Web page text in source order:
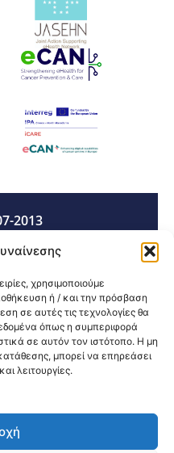
χρησιμοποιούμε
ή / και την πρόσβαση
σε αυτές τις τεχνολογίες θα
όπως η συμπεριφορά
σε αυτόν τον ιστότοπο. Η μη
μπορεί να επηρεάσει
λειτουργίες.
2013
2027
reserved